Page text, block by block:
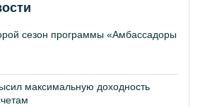
сезон программы «Амбассадоры
максимальную доходность